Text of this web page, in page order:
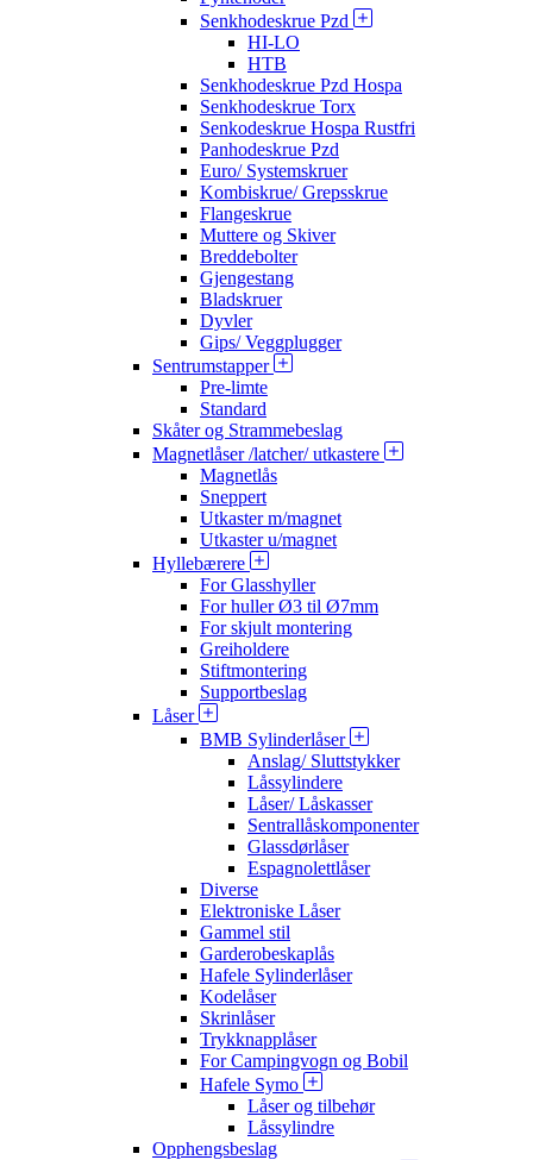
Senkhodeskrue Pzd
HI-LO
HTB
Senkhodeskrue Pzd Hospa
Senkhodeskrue Torx
Senkodeskrue Hospa Rustfri
Panhodeskrue Pzd
Euro/ Systemskruer
Kombiskrue/ Grepsskrue
Flangeskrue
Muttere og Skiver
Breddebolter
Gjengestang
Bladskruer
Dyvler
Gips/ Veggplugger
Sentrumstapper
Pre-limte
Standard
Skåter og Strammebeslag
Magnetlåser /latcher/ utkastere
Magnetlås
Sneppert
Utkaster m/magnet
Utkaster u/magnet
Hyllebærere
For Glasshyller
For huller Ø3 til Ø7mm
For skjult montering
Greiholdere
Stiftmontering
Supportbeslag
Låser
BMB Sylinderlåser
Anslag/ Sluttstykker
Låssylindere
Låser/ Låskasser
Sentrallåskomponenter
Glassdørlåser
Espagnolettlåser
Diverse
Elektroniske Låser
Gammel stil
Garderobeskaplås
Hafele Sylinderlåser
Kodelåser
Skrinlåser
Trykknapplåser
For Campingvogn og Bobil
Hafele Symo
Låser og tilbehør
Låssylindre
Opphengsbeslag